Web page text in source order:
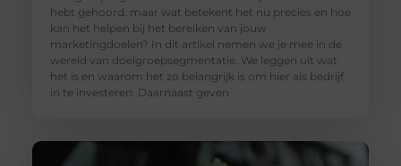
hebt gehoord, maar wat betekent het nu precies en hoe
kan het helpen bij het bereiken van jouw
marketingdoelen? In dit artikel nemen we je mee in de
wereld van doelgroepsegmentatie. We leggen uit wat
het is en waarom het zo belangrijk is om hier als bedrijf
in te investeren. Daarnaast geven